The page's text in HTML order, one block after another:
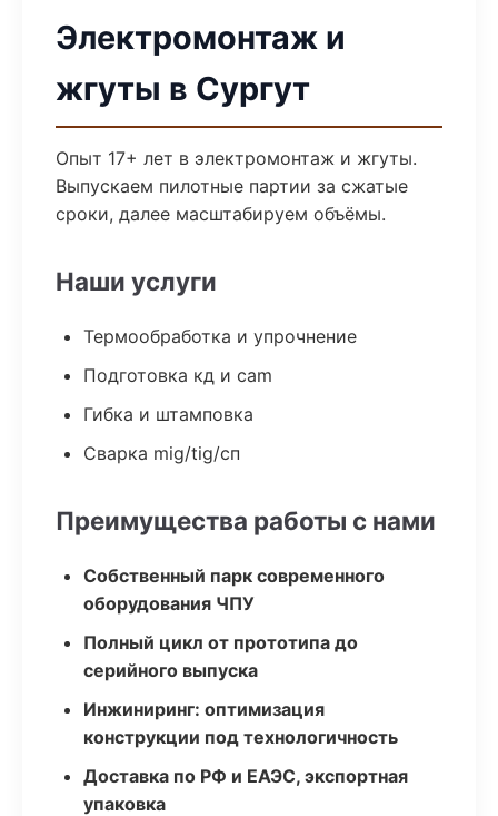
Электромонтаж и
жгуты в Сургут
Опыт 17+ лет в электромонтаж и жгуты.
Выпускаем пилотные партии за сжатые
сроки, далее масштабируем объёмы.
Наши услуги
Термообработка и упрочнение
Подготовка кд и cam
Гибка и штамповка
Сварка mig/tig/сп
Преимущества работы с нами
Собственный парк современного
оборудования ЧПУ
Полный цикл от прототипа до
серийного выпуска
Инжиниринг: оптимизация
конструкции под технологичность
Доставка по РФ и ЕАЭС, экспортная
упаковка